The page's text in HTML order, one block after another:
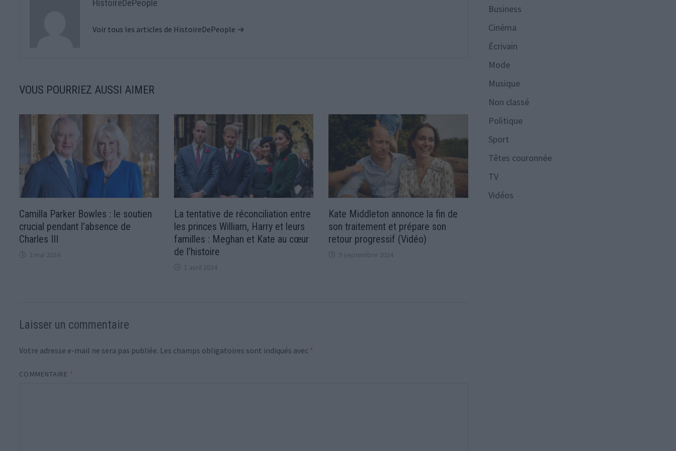
HistoireDePeople
Voir tous les articles de HistoireDePeople →
VOUS POURRIEZ AUSSI AIMER
Camilla Parker Bowles : le soutien
crucial pendant l’absence de
Charles III
2 mai 2024
La tentative de réconciliation entre
les princes William, Harry et leurs
familles : Meghan et Kate au cœur
de l’histoire
1 avril 2024
Kate Middleton annonce la fin de
son traitement et prépare son
retour progressif (Vidéo)
9 septembre 2024
Laisser un commentaire
Votre adresse e-mail ne sera pas publiée. Les champs obligatoires sont indiqués avec *
COMMENTAIRE *
Business
Cinéma
Écrivain
Mode
Musique
Non classé
Politique
Sport
Têtes couronnée
TV
Vidéos